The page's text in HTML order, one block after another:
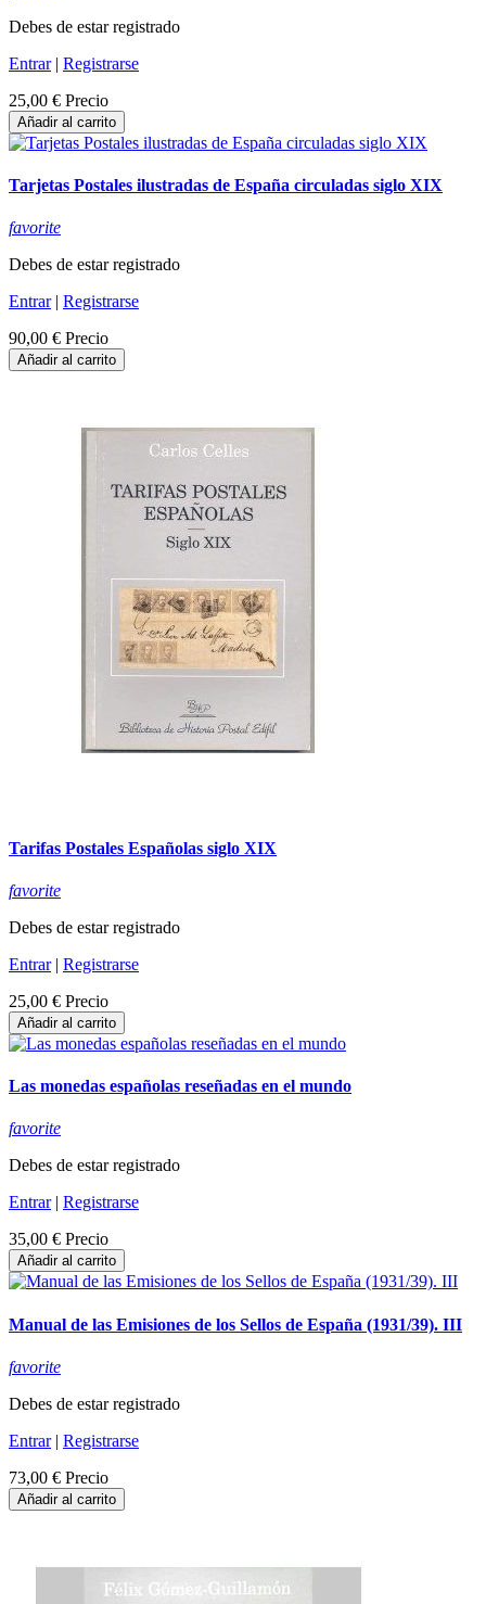
Debes de estar registrado
Entrar| Registrarse
25,00 € Precio
Añadir al carrito
Tarjetas Postales ilustradas de España circuladas siglo XIX
favorite
Debes de estar registrado
Entrar| Registrarse
90,00 € Precio
Añadir al carrito
Tarifas Postales Españolas siglo XIX
favorite
Debes de estar registrado
Entrar| Registrarse
25,00 € Precio
Añadir al carrito
Las monedas españolas reseñadas en el mundo
favorite
Debes de estar registrado
Entrar| Registrarse
35,00 € Precio
Añadir al carrito
Manual de las Emisiones de los Sellos de España (1931/39). III
favorite
Debes de estar registrado
Entrar| Registrarse
73,00 € Precio
Añadir al carrito